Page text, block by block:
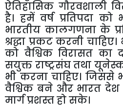
ऐतिहासिक गौरवशाली
है। हमें वर्ष प्रतिपदा
भारतीय कालगणना के
श्रद्धा प्रकट करनी
को वैश्विक विरासत का
सयुक्त राष्ट्रसंघ तथा
भी करना चाहिए। जिससे
वैश्विक बने और भारत देश
मार्ग प्रशस्त हो सके।